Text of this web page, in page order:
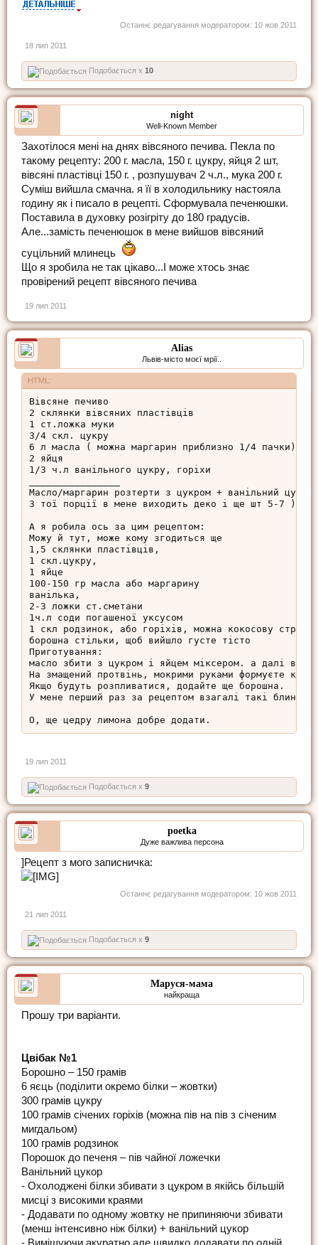
Останнє редагування модератором: 10 жов 2011
18 лип 2011
Подобається x 10
night
Well-Known Member
Захотілося мені на днях вівсяного печива. Пекла по
такому рецепту: 200 г. масла, 150 г. цукру, яйця 2 шт,
вівсяні пластівці 150 г. , розпушувач 2 ч.л., мука 200 г.
Суміш вийшла смачна. я її в холодильнику настояла
годину як і писало в рецепті. Сформувала печенюшки.
Поставила в духовку розігріту до 180 градусів.
Але...замість печенюшок в мене вийшов вівсяний
суцільний млинець
Що я зробила не так цікаво...І може хтось знає
провірений рецепт вівсяного печива
19 лип 2011
Alias
Львів-місто моєї мрії..
HTML:
Вівсяне печиво
2 склянки вівсяних пластівців
1 ст.ложка муки
3/4 скл. цукру
6 л масла ( можна маргарин приблизно 1/4 пачки)
2 яйця
1/3 ч.л ванільного цукру, горіхи
Масло/маргарин розтерти з цукром + ванільний
З тої порції в мене виходить деко і ще шт 5-7 )) [/
А я робила ось за цим рецептом:
Можу й тут, може кому згодиться ще
1,5 склянки пластівців,
1 скл.цукру,
1 яйце
100-150 гр масла або маргарину
ванілька,
2-3 ложки ст.сметани
1ч.л соди погашеної уксусом
1 скл родзинок, або горіхів, можна кокосову стружку
борошна стільки, щоб вийшло густе тісто
Приготування:
масло збити з цукром і яйцем міксером. а далі вже
На змащений протвінь, мокрими руками формуєте
Якщо будуть розпливатися, додайте ще борошна.
У мене перший раз за рецептом взагалі такі
О, ще цедру лимона добре додати.
19 лип 2011
Подобається x 9
poetka
Дуже важлива персона
]Рецепт з мого записничка:
Останнє редагування модератором: 10 жов 2011
21 лип 2011
Подобається x 9
Маруся-мама
найкраща
Прошу три варіанти.
Цвібак №1
Борошно – 150 грамів
6 яєць (поділити окремо білки – жовтки)
300 грамів цукру
100 грамів січених горіхів (можна пів на пів з січеним
мигдальом)
100 грамів родзинок
Порошок до печеня – пів чайної ложечки
Ванільний цукор
- Охолоджені білки збивати з цукром в якійсь більшій
мисці з високими краями
- Додавати по одному жовтку не припиняючи збивати
(менш інтенсивно ніж білки) + ванільний цукор